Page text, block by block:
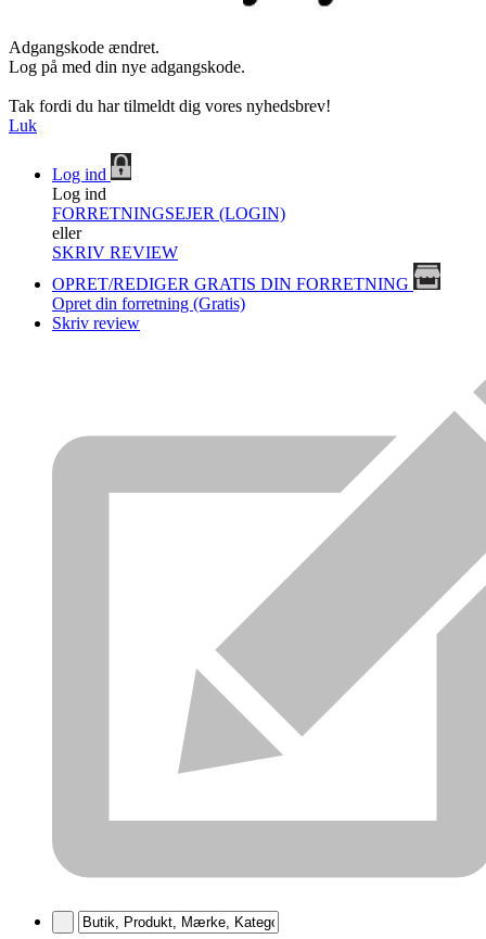
Adgangskode ændret.
Log på med din nye adgangskode.
Tak fordi du har tilmeldt dig vores nyhedsbrev!
Luk
Log ind
Log ind
FORRETNINGSEJER (LOGIN)
eller
SKRIV REVIEW
OPRET/REDIGER GRATIS DIN FORRETNING
Opret din forretning (Gratis)
Skriv review